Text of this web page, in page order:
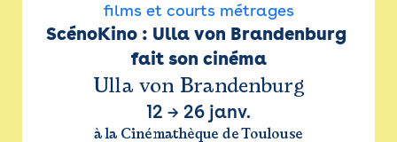
films et courts métrages
ScénoKino : Ulla von Brandenburg
fait son cinéma
Ulla von Brandenburg
12 → 26 janv.
à la Cinémathèque de Toulouse